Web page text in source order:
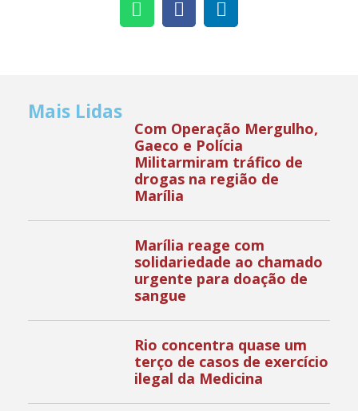
Mais Lidas
Com Operação Mergulho,
Gaeco e Polícia
Militarmiram tráfico de
drogas na região de
Marília
Marília reage com
solidariedade ao chamado
urgente para doação de
sangue
Rio concentra quase um
terço de casos de exercício
ilegal da Medicina